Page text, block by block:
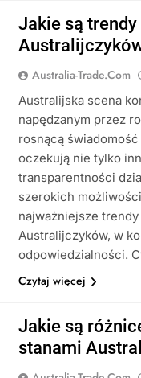
Jakie są
Australia-Trade.com
Australijska scena
napędzanym przez
rosnącą
oczekują nie tylko
transparentności
szerokich
najważniejsze
Australijczyków, w
odpowiedzialności.
Czytaj więcej
Jakie są
stanami